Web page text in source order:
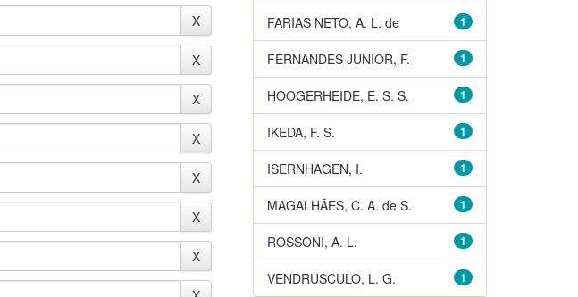
1
FARIAS NETO, A. L. de
1
FERNANDES JUNIOR, F.
1
HOOGERHEIDE, E. S. S.
1
IKEDA, F. S.
1
ISERNHAGEN, I.
1
MAGALHÃES, C. A. de S.
1
ROSSONI, A. L.
1
VENDRUSCULO, L. G.